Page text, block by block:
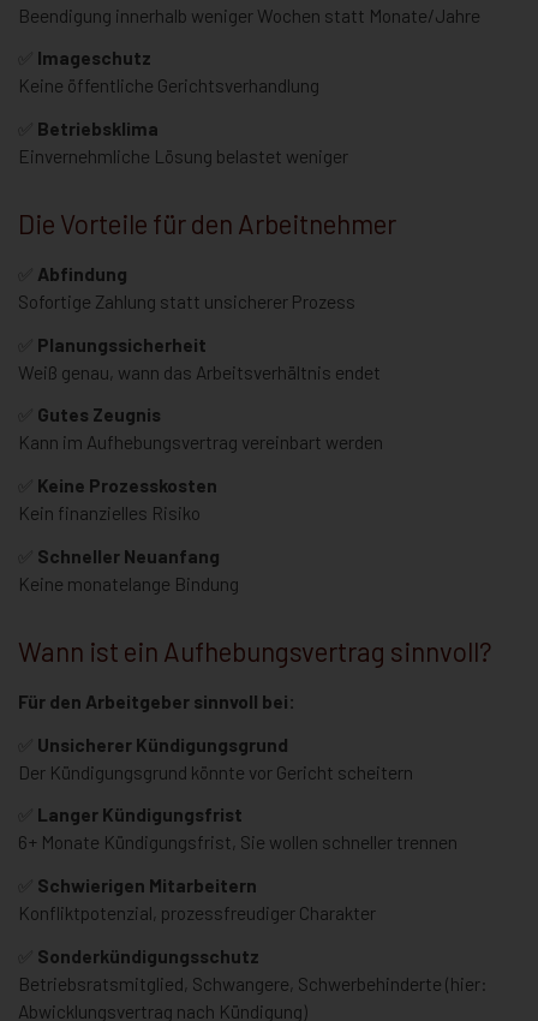
Beendigung innerhalb weniger Wochen statt Monate/Jahre
Imageschutz
Keine öffentliche Gerichtsverhandlung
Betriebsklima
Einvernehmliche Lösung belastet weniger
Die Vorteile für den Arbeitnehmer
Abfindung
Sofortige Zahlung statt unsicherer Prozess
Planungssicherheit
Weiß genau, wann das Arbeitsverhältnis endet
Gutes Zeugnis
Kann im Aufhebungsvertrag vereinbart werden
Keine Prozesskosten
Kein finanzielles Risiko
Schneller Neuanfang
Keine monatelange Bindung
Wann ist ein Aufhebungsvertrag sinnvoll?
Für den Arbeitgeber sinnvoll bei:
Unsicherer Kündigungsgrund
Der Kündigungsgrund könnte vor Gericht scheitern
Langer Kündigungsfrist
6+ Monate Kündigungsfrist, Sie wollen schneller trennen
Schwierigen Mitarbeitern
Konfliktpotenzial, prozessfreudiger Charakter
Sonderkündigungsschutz
Betriebsratsmitglied, Schwangere, Schwerbehinderte (hier:
Abwicklungsvertrag nach Kündigung)